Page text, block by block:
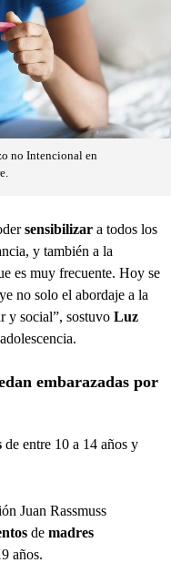
no Intencional en
sensibilizar a todos los
y también a la
es muy frecuente. Hoy se
no solo el abordaje a la
y social”, sostuvo Luz
embarazadas por
de entre 10 a 14 años y
Juan Rassmuss
de madres
años.